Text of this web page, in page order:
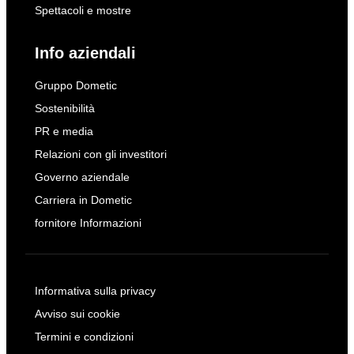
Spettacoli e mostre
Info aziendali
Gruppo Dometic
Sostenibilità
PR e media
Relazioni con gli investitori
Governo aziendale
Carriera in Dometic
fornitore Informazioni
Informativa sulla privacy
Avviso sui cookie
Termini e condizioni